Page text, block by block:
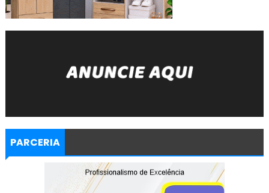
PARCERIA